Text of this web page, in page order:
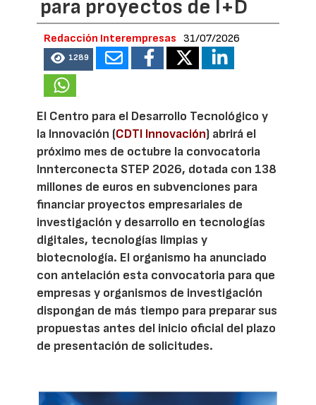
para proyectos de I+D
Redacción Interempresas 31/07/2026
1289
El Centro para el Desarrollo Tecnológico y
la Innovación (CDTI Innovación) abrirá el
próximo mes de octubre la convocatoria
Innterconecta STEP 2026, dotada con 138
millones de euros en subvenciones para
financiar proyectos empresariales de
investigación y desarrollo en tecnologías
digitales, tecnologías limpias y
biotecnología. El organismo ha anunciado
con antelación esta convocatoria para que
empresas y organismos de investigación
dispongan de más tiempo para preparar sus
propuestas antes del inicio oficial del plazo
de presentación de solicitudes.